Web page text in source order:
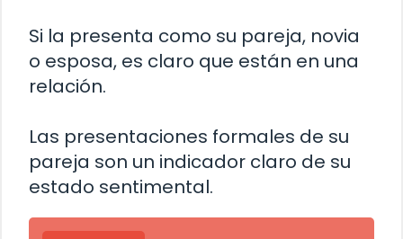
Si la presenta como su pareja, novia
o esposa, es claro que están en una
relación.
Las presentaciones formales de su
pareja son un indicador claro de su
estado sentimental.